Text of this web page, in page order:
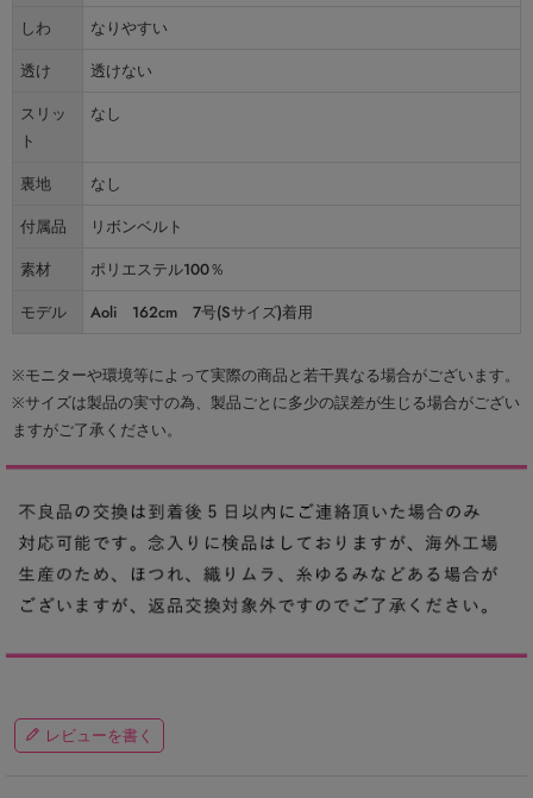
しわ
なりやすい
透け
透けない
スリッ
ト
なし
裏地
なし
付属品
リボンベルト
素材
ポリエステル100％
モデル
Aoli 162cm 7号(Sサイズ)着用
※モニターや環境等によって実際の商品と若干異なる場合がございます。
※サイズは製品の実寸の為、製品ごとに多少の誤差が生じる場合がござい
ますがご了承ください。
レビューを書く